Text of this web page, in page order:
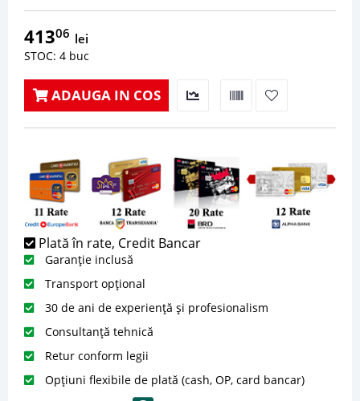
41306 lei
STOC: 4 buc
ADAUGA IN COS
Plată în rate, Credit Bancar
Garanție inclusă
Transport opțional
30 de ani de experiență și profesionalism
Consultanță tehnică
Retur conform legii
Opțiuni flexibile de plată (cash, OP, card bancar)